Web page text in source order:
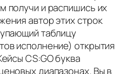
получи и распишись их
автор этих строк
таблицу
исполнение) открытия
CS:GO буква
диапазонах. Вы в